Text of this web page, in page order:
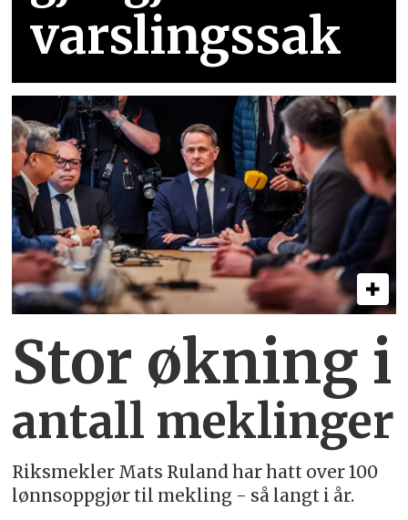
varslingssak
Stor økning i
antall meklinger
Riksmekler Mats Ruland har hatt over 100
lønnsoppgjør til mekling - så langt i år.